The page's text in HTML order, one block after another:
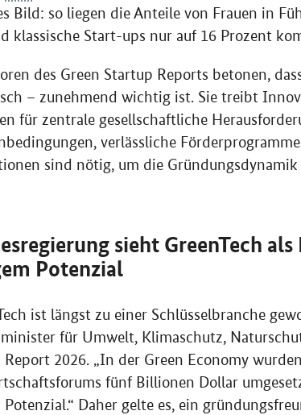
Bild: so liegen die Anteile von Frauen in
klassische Start-ups nur auf 16 Prozent
des Green Startup Reports betonen,
– zunehmend wichtig ist. Sie treibt
für zentrale gesellschaftliche
verlässliche
sind nötig, um die Gründungsdynamik
sieht GreenTech als
Potenzial
ist längst zu einer Schlüsselbranche
für Umwelt, Klimaschutz,
Report 2026. „In der Green Economy
fünf Billionen Dollar
Potenzial.“ Daher gelte es, ein